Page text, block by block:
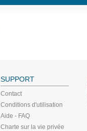
SUPPORT
Contact
Conditions d'utilisation
Aide - FAQ
Charte sur la vie privée